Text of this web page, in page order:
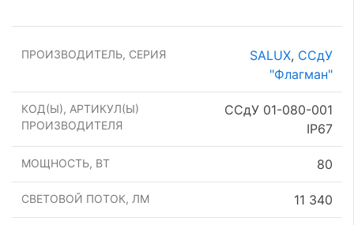
ПРОИЗВОДИТЕЛЬ, СЕРИЯ SALUX, ССдУ
"Флагман"
КОД(Ы), АРТИКУЛ(Ы)
ПРОИЗВОДИТЕЛЯ
ССдУ 01-080-001
IP67
МОЩНОСТЬ, ВТ 80
СВЕТОВОЙ ПОТОК, ЛМ 11 340